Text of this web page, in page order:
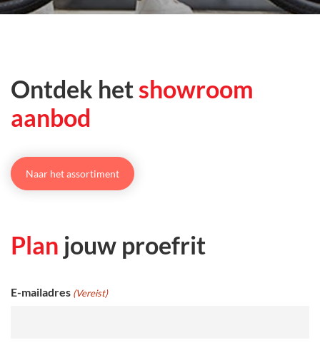
Ontdek het showroom
aanbod
Naar het assortiment
Plan jouw proefrit
E-mailadres (Vereist)